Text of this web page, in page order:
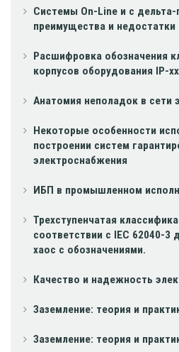
Системы On-Line и с дельта-
преимущества и недостатки
Расшифровка обозначения
корпусов оборудования IP-xx
Анатомия неполадок в сети
Некоторые особенности
построении систем
электроснабжения
ИБП в промышленном
Трехступенчатая
соответствии с IEC 62040-3
хаос с обозначениями.
Качество и надежность
Заземление: теория и
Заземление: теория и